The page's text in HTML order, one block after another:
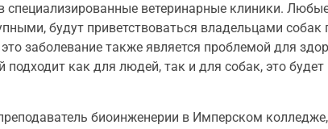
специализированные ветеринарные клиники.
будут приветствоваться владельцами
заболевание также является проблемой для
как для людей, так и для собак, это
биоинженерии в Имперском